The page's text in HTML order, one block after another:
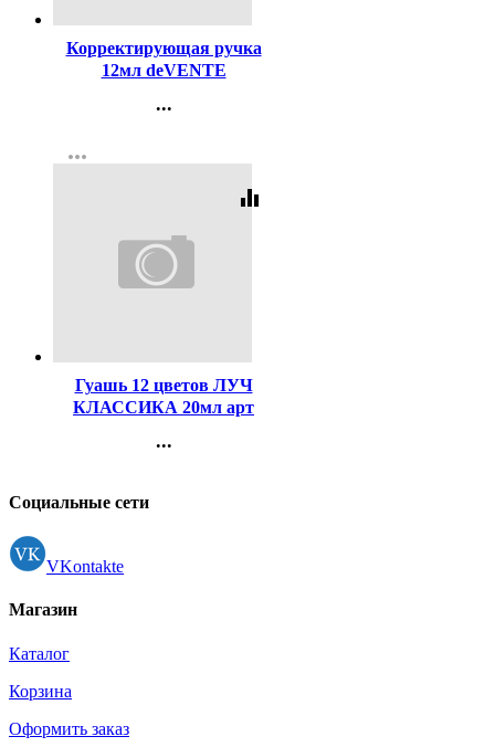
Корректирующая ручка
12мл deVENTE
наконечник арт.4061109
...
Регистрация
more_horiz
equalizer
Гуашь 12 цветов ЛУЧ
КЛАССИКА 20мл арт
...
Регистрация
Социальные сети
VKontakte
Магазин
Каталог
Корзина
Оформить заказ